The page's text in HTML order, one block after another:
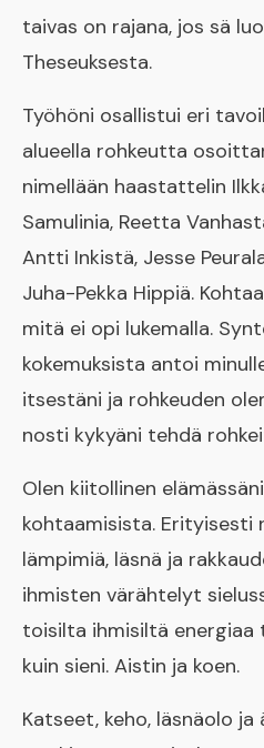
taivas on rajana, jos sä
Theseuksesta.
Työhöni osallistui eri
alueella rohkeutta
nimellään haastattelin
Samulinia, Reetta
Antti Inkistä, Jesse
Juha-Pekka Hippiä.
mitä ei opi lukemalla.
kokemuksista antoi
itsestäni ja rohkeuden
nosti kykyäni tehdä
Olen kiitollinen
kohtaamisista.
lämpimiä, läsnä ja
ihmisten värähtelyt
toisilta ihmisiltä energiaa
kuin sieni. Aistin ja koen.
Katseet, keho, läsnäolo